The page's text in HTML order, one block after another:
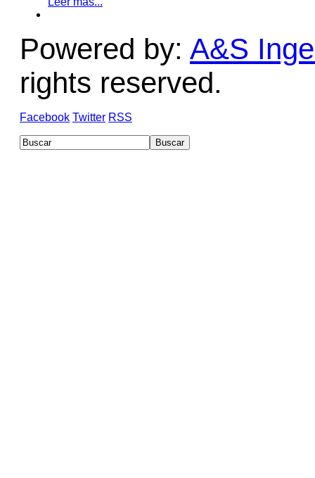
Powered by: A&S
rights reserved.
Facebook Twitter RSS